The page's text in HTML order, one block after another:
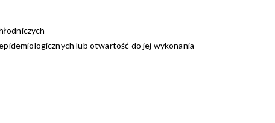
lub otwartość do jej wykonania